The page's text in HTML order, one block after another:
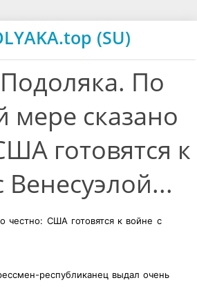
(SU)
По
мере сказано
готовятся к
Венесуэлой...
честно: США готовятся к войне с
республиканец выдал очень